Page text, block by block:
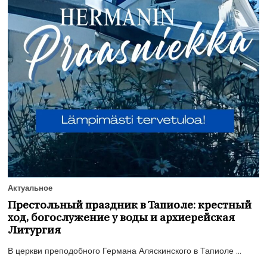
Актуальное
Престольный праздник в Тапиоле: крестный
ход, богослужение у воды и архиерейская
Литургия
В церкви преподобного Германа Аляскинского в Тапиоле ...